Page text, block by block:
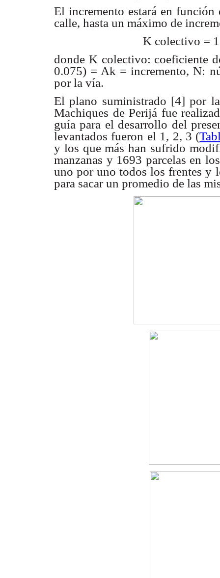
El incremento estará en
calle, hasta un máximo de
K colectivo =
donde K colectivo: coeficiente
0.075) = Ak = incremento,N:
porla vía.
El plano suministrado [4] por
Machiques de Perijá fue
guía para el desarrollo del
levantados fueron el 1, 2, 3 (
y los que más han sufrido
manzanas y 1693 parcelas en
uno por uno todos los frentes y
para sacarun promedio de las